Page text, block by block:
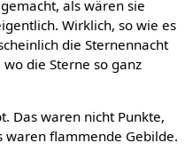
als wären sie
Wirklich, so wie es
die Sternennacht
die Sterne so ganz
Das waren nicht Punkte,
waren flammende Gebilde.